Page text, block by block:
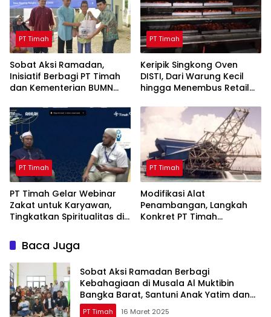
PT Timah
Sobat Aksi Ramadan,
Inisiatif Berbagi PT Timah
dan Kementerian BUMN
PT Timah
Keripik Singkong Oven
DISTI, Dari Warung Kecil
hingga Menembus Retail
PT Timah
PT Timah
PT Timah Gelar Webinar
Zakat untuk Karyawan,
Tingkatkan Spiritualitas di
PT Timah
Modifikasi Alat
Penambangan, Langkah
Konkret PT Timah
Baca Juga
Sobat Aksi Ramadan Berbagi
Kebahagiaan di Musala Al Muktibin
Bangka Barat, Santuni Anak Yatim dan
Piatu
PT Timah 16 Maret 2025